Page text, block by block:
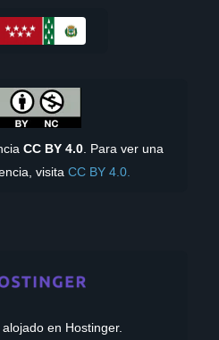
CC BY 4.0. Para ver una
visita CC BY 4.0.
en Hostinger.